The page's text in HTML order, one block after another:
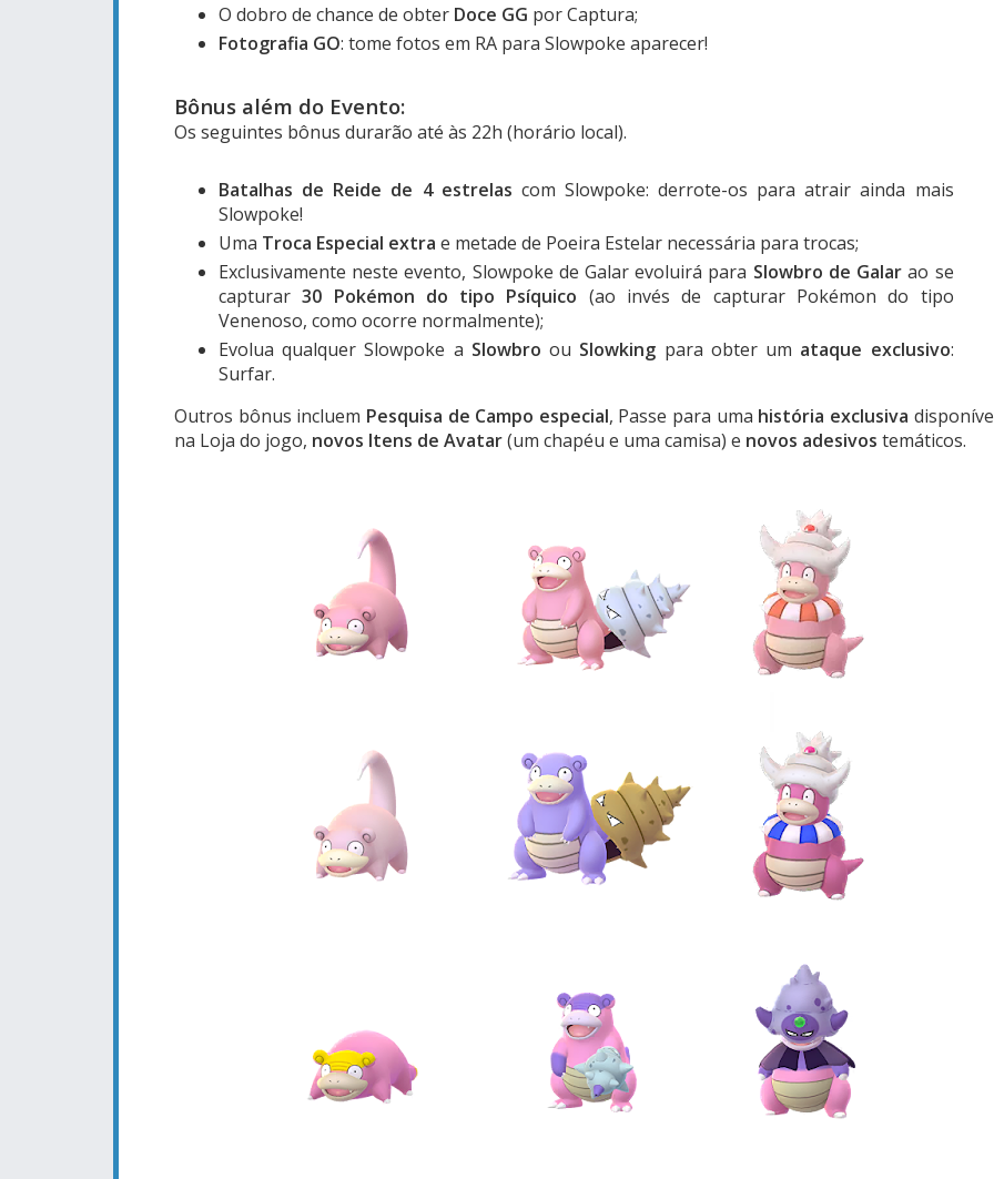
O dobro de chance de obter Doce GG por Captura;
Fotografia GO: tome fotos em RA para Slowpoke aparecer!
Bônus além do Evento:
Os seguintes bônus durarão até às 22h (horário local).
Batalhas de Reide de 4 estrelas com Slowpoke: derrote-os para atrair ainda mais
Slowpoke!
Uma Troca Especial extra e metade de Poeira Estelar necessária para trocas;
Exclusivamente neste evento, Slowpoke de Galar evoluirá para Slowbro de Galar ao se
capturar30 Pokémon do tipo Psíquico (ao invés de capturar Pokémon do tipo
Venenoso, como ocorre normalmente);
Evolua qualquer Slowpoke a Slowbroou Slowking para obter um ataque exclusivo:
Surfar.
Outros bônus incluem Pesquisa de Campo especial, Passe para uma história exclusiva
na Loja do jogo, novos Itens de Avatar(um chapéu e uma camisa) e novos adesivos temáticos.